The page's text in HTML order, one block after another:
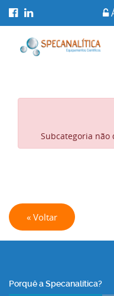
Subcategoria não
« Voltar
Porquê a Specanalítica?